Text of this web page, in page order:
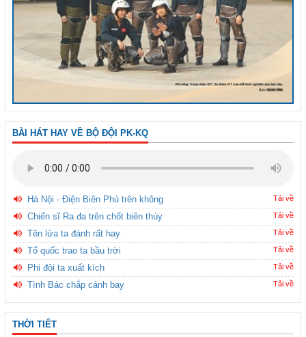
BÀI HÁT HAY VỀ BỘ ĐỘI PK-KQ
Hà Nội - Điện Biên Phủ trên không Tải về
Chiến sĩ Ra đa trên chốt biên thùy Tải về
Tên lửa ta đánh rất hay Tải về
Tổ quốc trao ta bầu trời Tải về
Phi đội ta xuất kích Tải về
Tình Bác chắp cánh bay Tải về
THỜI TIẾT